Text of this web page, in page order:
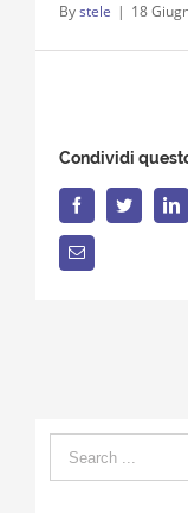
Bystele | 18
Condividi
FacebookTwitter
Email
Search
for: